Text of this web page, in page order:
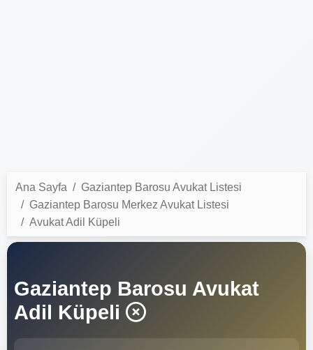
Ana Sayfa
Gaziantep Barosu Avukat Listesi
Gaziantep Barosu Merkez Avukat Listesi
Avukat Adil Küpeli
Gaziantep Barosu Avukat
Adil Küpeli